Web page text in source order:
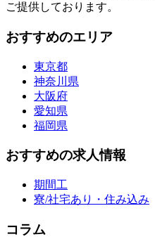
ご提供しております。
おすすめのエリア
東京都
神奈川県
大阪府
愛知県
福岡県
おすすめの求人情報
期間工
寮/社宅あり・住み込み
コラム